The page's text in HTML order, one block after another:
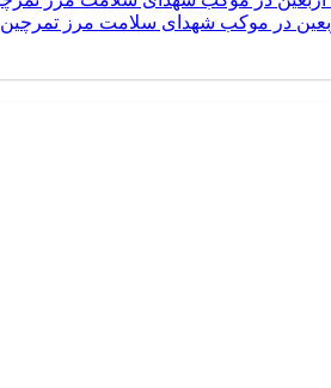
در موکب شهدای سلامت مرز تمرچین